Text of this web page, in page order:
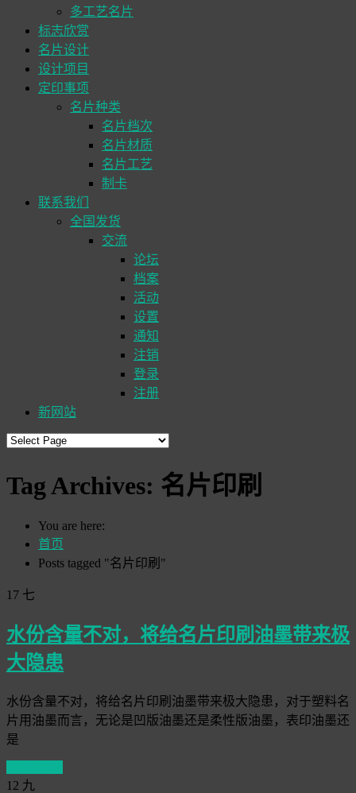
多工艺名片
标志欣赏
名片设计
设计项目
定印事项
名片种类
名片档次
名片材质
名片工艺
制卡
联系我们
全国发货
交流
论坛
档案
活动
设置
通知
注销
登录
注册
新网站
Tag Archives: 名片印刷
You are here:
首页
Posts tagged "名片印刷"
17 七
水份含量不对，将给名片印刷油墨带来极
大隐患
水份含量不对，将给名片印刷油墨带来极大隐患，对于塑料名
片用油墨而言，无论是凹版油墨还是柔性版油墨，表印油墨还
是
12 九